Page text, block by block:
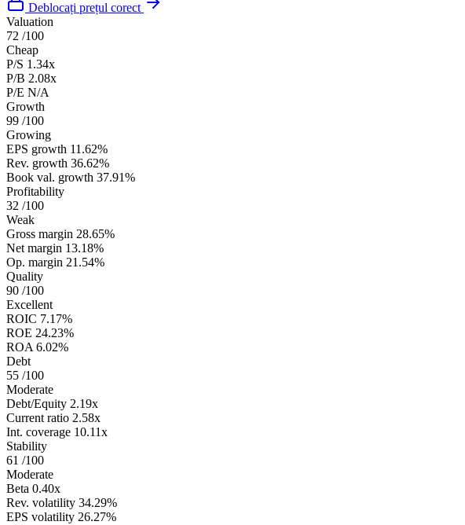
Deblocați prețul corect
Valuation
72 /100
Cheap
P/S 1.34x
P/B 2.08x
P/E N/A
Growth
99 /100
Growing
EPS growth 11.62%
Rev. growth 36.62%
Book val. growth 37.91%
Profitability
32 /100
Weak
Gross margin 28.65%
Net margin 13.18%
Op. margin 21.54%
Quality
90 /100
Excellent
ROIC 7.17%
ROE 24.23%
ROA 6.02%
Debt
55 /100
Moderate
Debt/Equity 2.19x
Current ratio 2.58x
Int. coverage 10.11x
Stability
61 /100
Moderate
Beta 0.40x
Rev. volatility 34.29%
EPS volatility 26.27%